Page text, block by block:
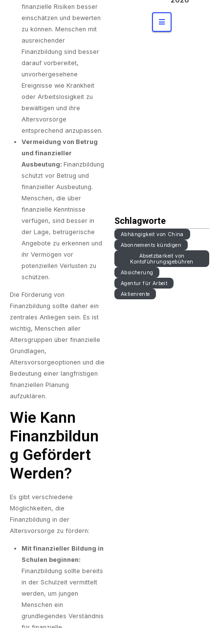
finanzielle Risiken besser
einschätzen und bewerten
zu können. Menschen mit
ausreichender
Finanzbildung sind besser
darauf vorbereitet,
unvorhergesehene
Ereignisse wie Krankheit
oder Arbeitslosigkeit zu
bewältigen und ihre
Altersvorsorge
entsprechend anzupassen.
Vermeidung von Betrug
und finanzieller
Ausbeutung: Finanzbildung
schützt vor Betrug und
finanzieller Ausbeutung.
Menschen, die über
finanzielle Kenntnisse
verfügen, sind besser in
der Lage, betrügerische
Angebote zu erkennen und
ihr Vermögen vor
potenziellen Verlusten zu
schützen.
Die Förderung von
Finanzbildung sollte daher ein
zentrales Anliegen sein. Es ist
wichtig, Menschen aller
Altersgruppen über finanzielle
Grundlagen,
Altersvorsorgeoptionen und die
Bedeutung einer langfristigen
finanziellen Planung
aufzuklären.
Wie Kann
Finanzbildun
G Gefördert
Werden?
Es gibt verschiedene
Möglichkeiten, die
Finanzbildung in der
Altersvorsorge zu fördern:
Mit finanzieller Bildung in
Schulen beginnen:
Finanzbildung sollte bereits
in der Schulzeit vermittelt
werden, um jungen
Menschen ein
grundlegendes Verständnis
uben
private
Bauherre
Schlagworte
Abhängigkeit von China
Abonnements kündigen
Absetzbarkeit von
Kontoführungsgebühren
Absicherung
Agentur für Arbeit
Aktienrente